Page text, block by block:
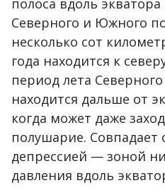
полоса вдоль
Северного и Южного
несколько сот
года находится к
период лета
находится дальше от
когда может даже
полушарие. Совпадает
депрессией — зоной
давления вдоль